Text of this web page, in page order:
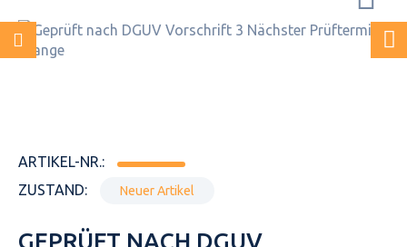
ARTIKEL-NR.:
ZUSTAND:
Neuer Artikel
GEPRÜFT NACH DGUV